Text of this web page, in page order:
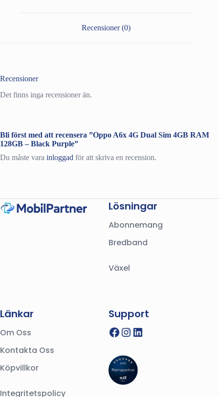
Recensioner (0)
Recensioner
Det finns inga recensioner än.
Bli först med att recensera ”Oppo A6x 4G Dual Sim 4GB RAM
128GB – Black Purple”
Du måste vara inloggad för att skriva en recension.
Lösningar
Abonnemang
Bredband
Växel
Länkar
Om Oss
Kontakta Oss
Köpvillkor
Integritetspolicy
Support
Facebook
Instagram
LinkedIn